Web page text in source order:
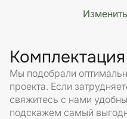
Комплектация
Мы подобрали
проекта. Если
свяжитесь с нами
подскажем самый